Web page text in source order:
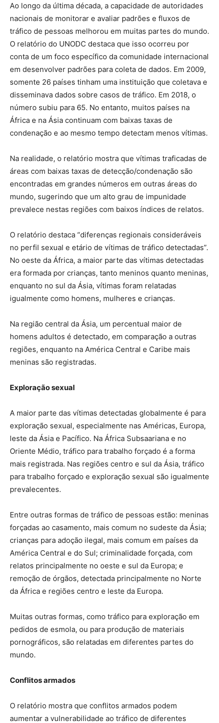
Ao longo da última década, a capacidade de autoridades
nacionais de monitorar e avaliar padrões e fluxos de
tráfico de pessoas melhorou em muitas partes do mundo.
O relatório do UNODC destaca que isso ocorreu por
conta de um foco específico da comunidade internacional
em desenvolver padrões para coleta de dados. Em 2009,
somente 26 países tinham uma instituição que coletava e
disseminava dados sobre casos de tráfico. Em 2018, o
número subiu para 65. No entanto, muitos países na
África e na Ásia continuam com baixas taxas de
condenação e ao mesmo tempo detectam menos vítimas.
Na realidade, o relatório mostra que vítimas traficadas de
áreas com baixas taxas de detecção/condenação são
encontradas em grandes números em outras áreas do
mundo, sugerindo que um alto grau de impunidade
prevalece nestas regiões com baixos índices de relatos.
O relatório destaca “diferenças regionais consideráveis
no perfil sexual e etário de vítimas de tráfico detectadas”.
No oeste da África, a maior parte das vítimas detectadas
era formada por crianças, tanto meninos quanto meninas,
enquanto no sul da Ásia, vítimas foram relatadas
igualmente como homens, mulheres e crianças.
Na região central da Ásia, um percentual maior de
homens adultos é detectado, em comparação a outras
regiões, enquanto na América Central e Caribe mais
meninas são registradas.
Exploração sexual
A maior parte das vítimas detectadas globalmente é para
exploração sexual, especialmente nas Américas, Europa,
leste da Ásia e Pacífico. Na África Subsaariana e no
Oriente Médio, tráfico para trabalho forçado é a forma
mais registrada. Nas regiões centro e sul da Ásia, tráfico
para trabalho forçado e exploração sexual são igualmente
prevalecentes.
Entre outras formas de tráfico de pessoas estão: meninas
forçadas ao casamento, mais comum no sudeste da Ásia;
crianças para adoção ilegal, mais comum em países da
América Central e do Sul; criminalidade forçada, com
relatos principalmente no oeste e sul da Europa; e
remoção de órgãos, detectada principalmente no Norte
da África e regiões centro e leste da Europa.
Muitas outras formas, como tráfico para exploração em
pedidos de esmola, ou para produção de materiais
pornográficos, são relatadas em diferentes partes do
mundo.
Conflitos armados
O relatório mostra que conflitos armados podem
aumentar a vulnerabilidade ao tráfico de diferentes